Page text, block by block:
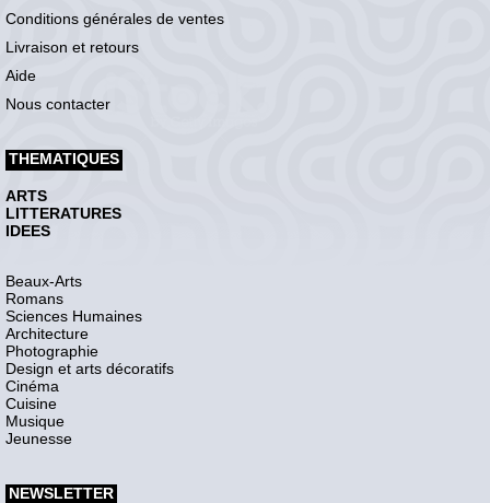
Conditions générales de ventes
Livraison et retours
Aide
Nous contacter
THEMATIQUES
ARTS
LITTERATURES
IDEES
Beaux-Arts
Romans
Sciences Humaines
Architecture
Photographie
Design et arts décoratifs
Cinéma
Cuisine
Musique
Jeunesse
NEWSLETTER